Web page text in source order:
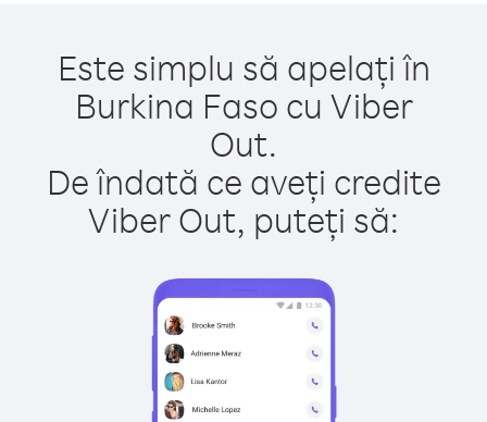
Este simplu să apelați în
Burkina Faso cu Viber
Out.
De îndată ce aveți credite
Viber Out, puteți să: